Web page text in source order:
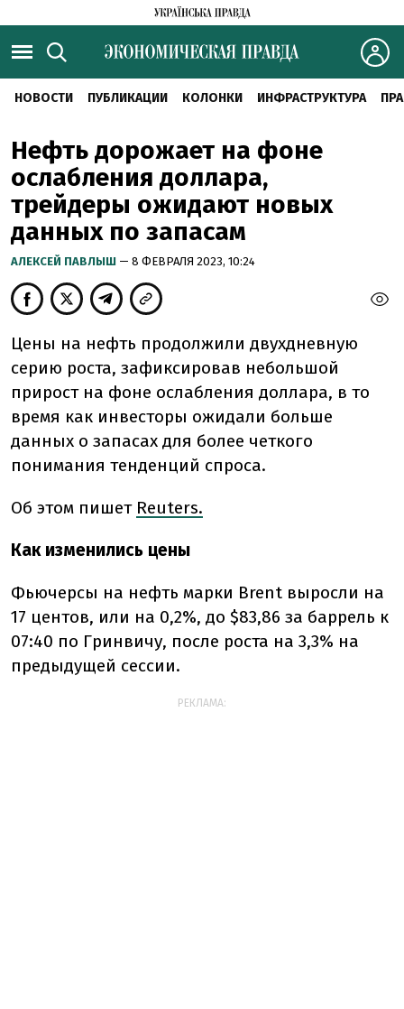
НОВОСТИ ПУБЛИКАЦИИ КОЛОНКИ ИНФРАСТРУКТУРА
Нефть дорожает на фоне
ослабления доллара,
трейдеры ожидают новых
данных по запасам
АЛЕКСЕЙ ПАВЛЫШ — 8 ФЕВРАЛЯ 2023, 10:24
Цены на нефть продолжили двухдневную
серию роста, зафиксировав небольшой
прирост на фоне ослабления доллара, в то
время как инвесторы ожидали больше
данных о запасах для более четкого
понимания тенденций спроса.
Об этом пишет Reuters.
Как изменились цены
Фьючерсы на нефть марки Brent выросли на
17 центов, или на 0,2%, до $83,86 за баррель к
07:40 по Гринвичу, после роста на 3,3% на
предыдущей сессии.
РЕКЛАМА: